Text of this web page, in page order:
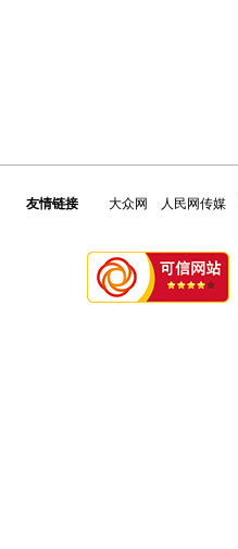
友情链接 大众网 人民网传媒